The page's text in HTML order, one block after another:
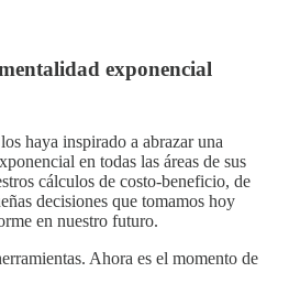
exponencial
haya inspirado a abrazar una
en todas las áreas de sus
cálculos de costo-beneficio, de
decisiones que tomamos hoy
en nuestro futuro.
Ahora es el momento de